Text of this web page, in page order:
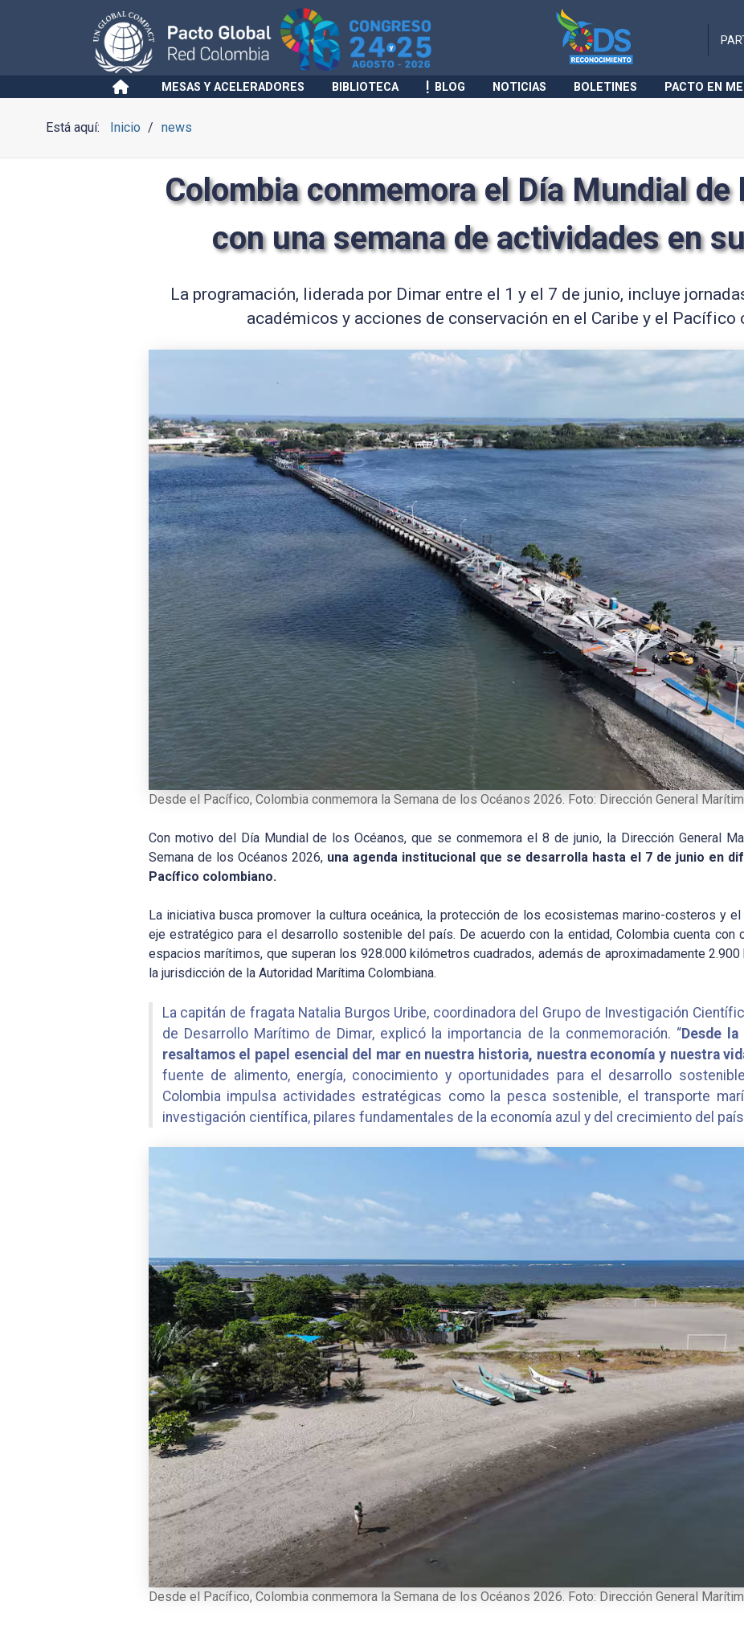
MESAS Y ACELERADORES BIBLIOTECA BLOG NOTICIAS BOLETINES PACTO EN
Está aquí: Inicio news
Colombia conmemora el Día Mundial de
con una semana de actividades en
La programación, liderada por Dimar entre el 1 y el 7 de junio, incluye
académicos y acciones de conservación en el Caribe y el Pacífico
Desde el Pacífico, Colombia conmemora la Semana de los Océanos 2026. Foto: Dirección General
Con motivo del Día Mundial de los Océanos, que se conmemora el 8 de junio, la Dirección General
Semana de los Océanos 2026, una agenda institucional que se desarrolla hasta el 7 de junio en
Pacífico colombiano.
La iniciativa busca promover la cultura oceánica, la protección de los ecosistemas marino-costeros y
eje estratégico para el desarrollo sostenible del país. De acuerdo con la entidad, Colombia cuenta con
espacios marítimos, que superan los 928.000 kilómetros cuadrados, además de aproximadamente
la jurisdicción de la Autoridad Marítima Colombiana.
La capitán de fragata Natalia Burgos Uribe, coordinadora del Grupo de Investigación
de Desarrollo Marítimo de Dimar, explicó la importancia de la conmemoración. “Desde
resaltamos el papel esencial del mar en nuestra historia, nuestra economía y nuestra
fuente de alimento, energía, conocimiento y oportunidades para el desarrollo
Colombia impulsa actividades estratégicas como la pesca sostenible, el transporte
investigación científica, pilares fundamentales de la economía azul y del crecimiento del
Desde el Pacífico, Colombia conmemora la Semana de los Océanos 2026. Foto: Dirección General